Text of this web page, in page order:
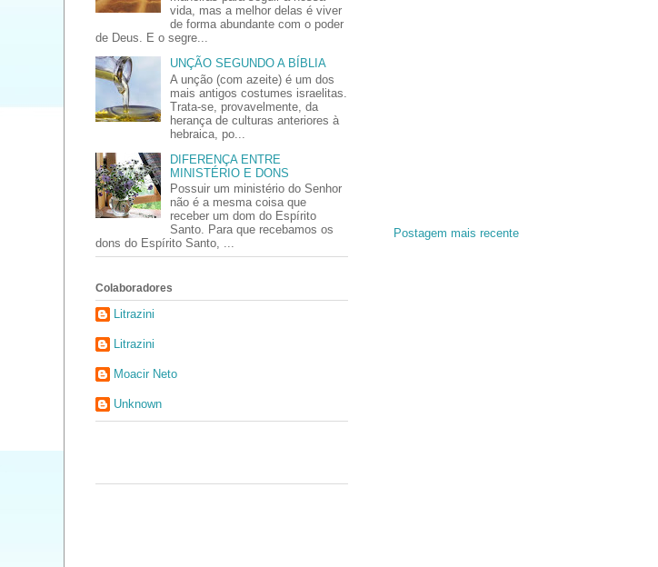
Postagem mais recente
vida, mas a melhor delas é viver
de forma abundante com o poder
de Deus. E o segre...
UNÇÃO SEGUNDO A BÍBLIA
A unção (com azeite) é um dos
mais antigos costumes israelitas.
Trata-se, provavelmente, da
herança de culturas anteriores à
hebraica, po...
DIFERENÇA ENTRE
MINISTÉRIO E DONS
Possuir um ministério do Senhor
não é a mesma coisa que
receber um dom do Espírito
Santo. Para que recebamos os
dons do Espírito Santo, ...
Colaboradores
Litrazini
Litrazini
Moacir Neto
Unknown